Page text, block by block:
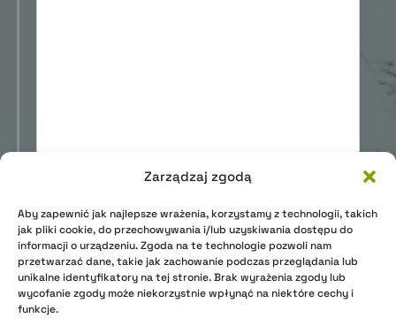
Zarządzaj zgodą
Aby zapewnić jak najlepsze wrażenia, korzystamy z technologii, takich
jak pliki cookie, do przechowywania i/lub uzyskiwania dostępu do
informacji o urządzeniu. Zgoda na te technologie pozwoli nam
przetwarzać dane, takie jak zachowanie podczas przeglądania lub
unikalne identyfikatory na tej stronie. Brak wyrażenia zgody lub
wycofanie zgody może niekorzystnie wpłynąć na niektóre cechy i
funkcje.
osobowych. Polityka prywatności
WYŚLIJ WIADOMOŚĆ